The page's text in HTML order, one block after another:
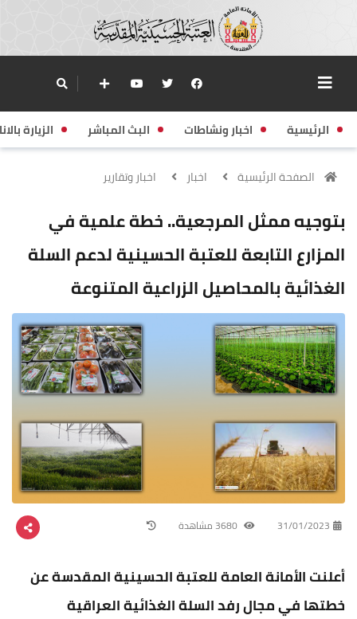
الرئيسية اخبار ونشاطات البث المباشر الزيارة
الصفحة الرئيسية اخبار اخبار وتقارير
بتوجيه ممثل المرجعية.. خطة علمية في
المزارع التابعة للعتبة الحسينية لدعم السلة
الغذائية بالمحاصيل الزراعية المتنوعة
31/01/2023
أعلنت الأمانة العامة للعتبة الحسينية المقدسة عن
خطتها في مجال رفد السلة الغذائية العراقية